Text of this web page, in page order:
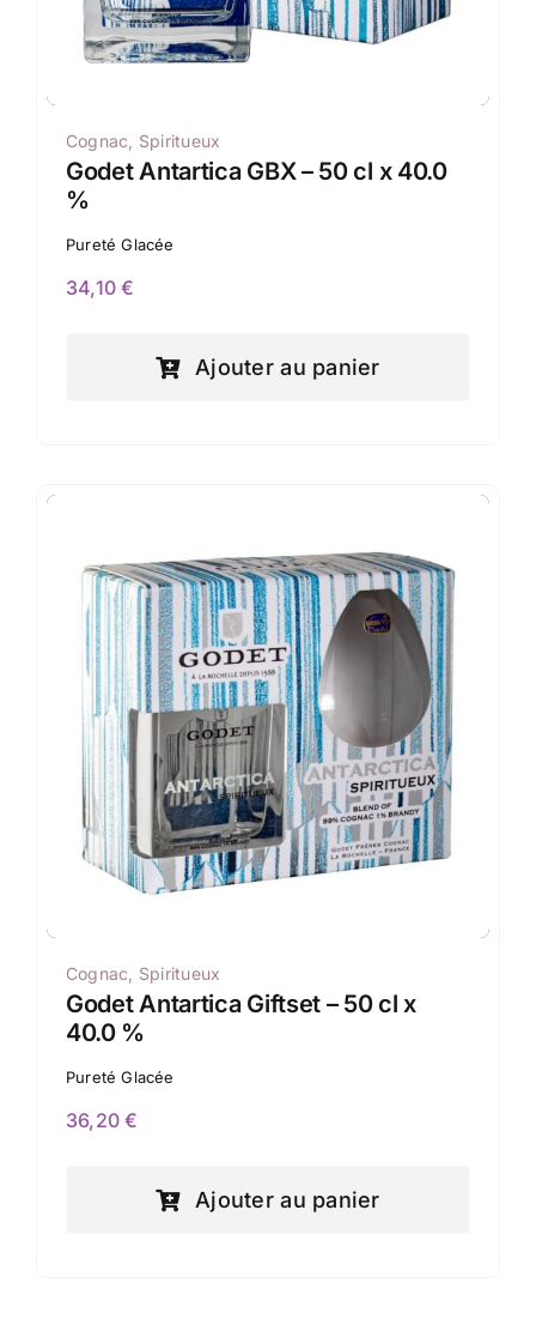
Cognac Spiritueux
Godet Antartica GBX – 50 cl x 40.0
%
Pureté Glacée
34,10€
Ajouter au panier
Cognac, Spiritueux
Godet Antartica Giftset – 50 cl x
40.0 %
Pureté Glacée
36,20€
Ajouter au panier